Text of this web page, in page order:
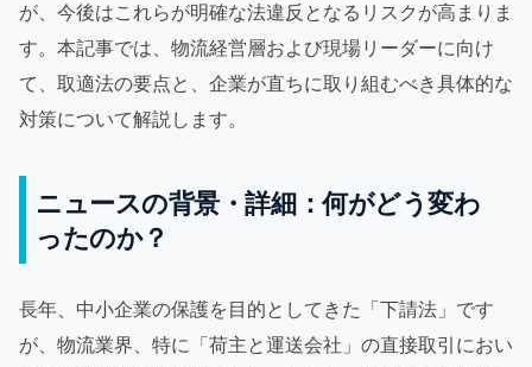
が、今後はこれらが明確な法違反となるリスクが高まりま
す。本記事では、物流経営層および現場リーダーに向け
て、取適法の要点と、企業が直ちに取り組むべき具体的な
対策について解説します。
ニュースの背景・詳細：何がどう変わ
ったのか？
長年、中小企業の保護を目的としてきた「下請法」です
が、物流業界、特に「荷主と運送会社」の直接取引におい